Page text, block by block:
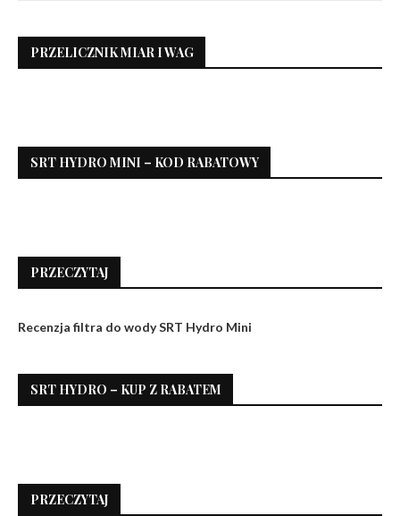
PRZELICZNIK MIAR I WAG
SRT HYDRO MINI – KOD RABATOWY
PRZECZYTAJ
Recenzja filtra do wody SRT Hydro Mini
SRT HYDRO – KUP Z RABATEM
PRZECZYTAJ